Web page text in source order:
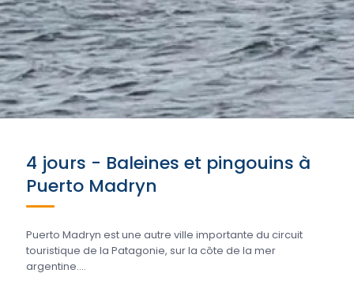
4 jours - Baleines et pingouins à
Puerto Madryn
Puerto Madryn est une autre ville importante du circuit
touristique de la Patagonie, sur la côte de la mer
argentine....